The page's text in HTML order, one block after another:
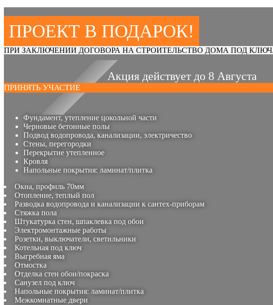
ПРОЕКТ В ПОДАРОК!
ПРИ ЗАКЛЮЧЕНИИ ДОГОВОРА НА СТРОИТЕЛЬСТВО ДОМА ПОД КЛЮЧ.
Акция действует до 8 Августа
ПРИНЯТЬ УЧАСТИЕ
Фундамент, утепление цокольной части
Черновые бетонные полы
Подвод водопровода, канализации, электричество
Стены, перегородки
Перекрытие утепленное
Кровля
Напольные покрытия: ламинат/плитка
Окна, профиль 70мм
Отопление, теплый пол
Разводка водопровода и канализации к сантех-приборам
Стяжка пола
Штукатурка стен, шпаклевка под обои
Электромонтажные работы
Розетки, выключатели, светильники
Котельная под ключ
Выгребная яма
Отмостка
Отделка стен обои/покраска
Санузел под ключ
Напольные покрытия: ламинат/плитка
Межкомнатные двери